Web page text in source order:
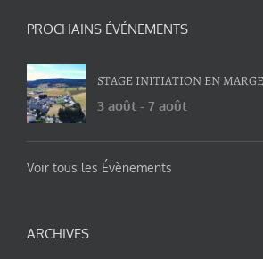
PROCHAINS ÉVÉNEMENTS
STAGE INITIATION EN
3 août - 7 août
Voir tous les Évènements
ARCHIVES